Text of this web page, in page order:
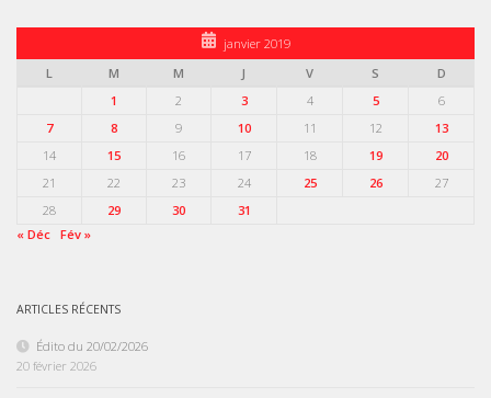
janvier 2019
L
M M J V S
D
1
2 3 4 5
6
7
8 9 10 11 12
13
14
15 16 17 18 19
20
21
22 23 24 25 26
27
28
29 30
31
« Déc Fév »
ARTICLES RÉCENTS
Édito du 20/02/2026
20 février 2026